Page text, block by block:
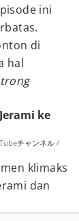
ini
di
hal
ke
チャンネル /
klimaks
dan